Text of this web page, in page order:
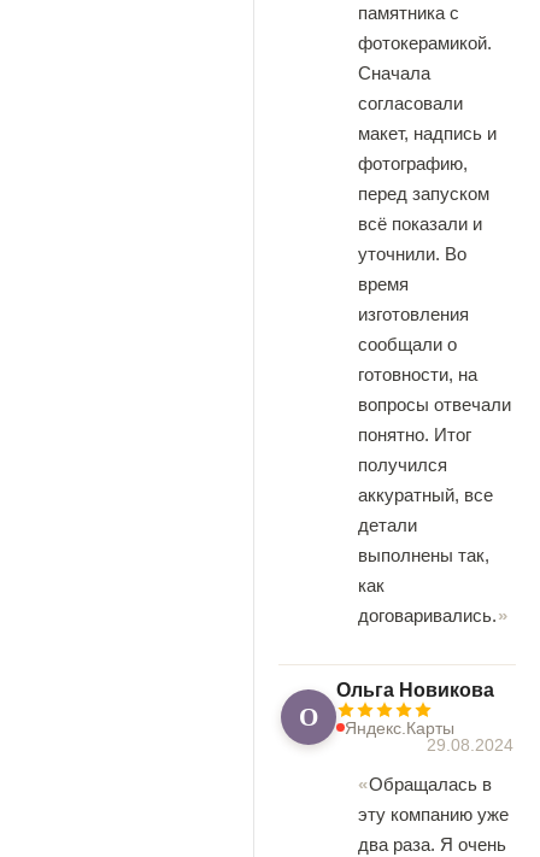
памятника с
фотокерамикой.
Сначала
согласовали
макет, надпись и
фотографию,
перед запуском
всё показали и
уточнили. Во
время
изготовления
сообщали о
готовности, на
вопросы отвечали
понятно. Итог
получился
аккуратный, все
детали
выполнены так,
как
договаривались.
О
Ольга Новикова
Яндекс.Карты
29.08.2024
Обращалась в
эту компанию уже
два раза. Я очень